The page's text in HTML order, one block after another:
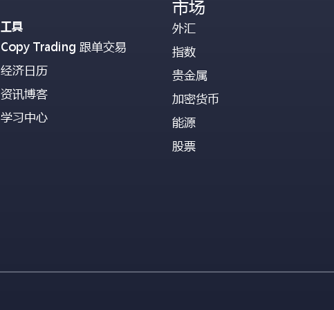
工具
Copy Trading 跟单交易
经济日历
资讯博客
学习中心
市场
外汇
指数
贵金属
加密货币
能源
股票